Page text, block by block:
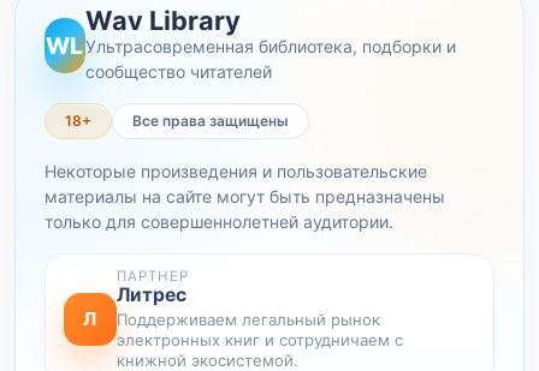
WL
Wav Library
Ультрасовременная библиотека, подборки и
сообщество читателей
18+ Все права защищены
Некоторые произведения и пользовательские
материалы на сайте могут быть предназначены
только для совершеннолетней аудитории.
Л
ПАРТНЕР
Литрес
Поддерживаем легальный рынок
электронных книг и сотрудничаем с
книжной экосистемой.